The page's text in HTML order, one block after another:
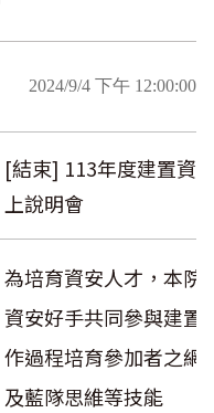
2024/9/4 下午 12:00:00
[結束] 113年度建置資
上說明會
為培育資安人才，本院
資安好手共同參與建置
作過程培育參加者之網
及藍隊思維等技能